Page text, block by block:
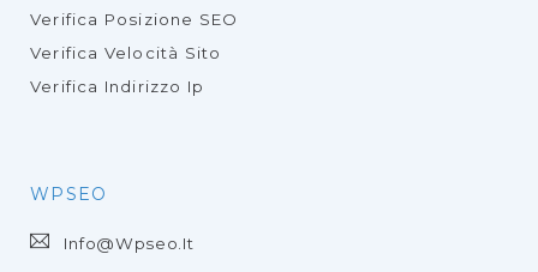
Verifica Posizione SEO
Verifica Velocità Sito
Verifica Indirizzo Ip
WPSEO
Info@wpseo.it